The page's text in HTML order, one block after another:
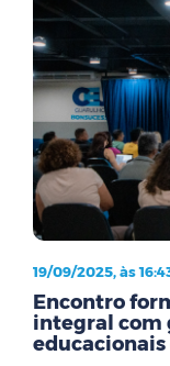
19/09/2025, às
Encontro
integral com
educacionais